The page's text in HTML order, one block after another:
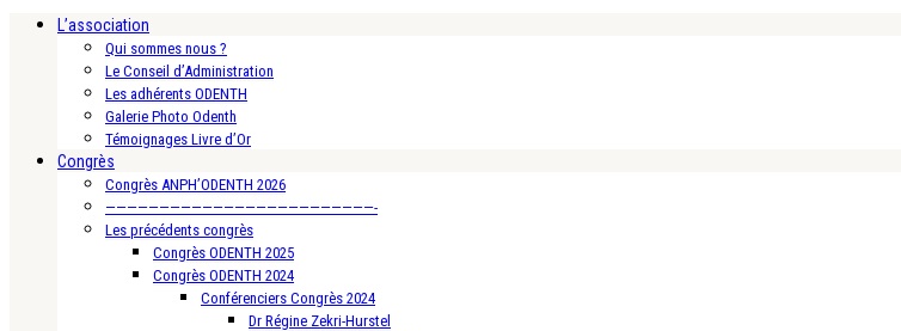
L’association
Qui sommes nous ?
Le Conseil d’Administration
Les adhérents ODENTH
Galerie Photo Odenth
Témoignages Livre d’Or
Congrès
Congrès ANPH’ODENTH 2026
—————————————————————————-
Les précédents congrès
Congrès ODENTH 2025
Congrès ODENTH 2024
Conférenciers Congrès 2024
Dr Régine Zekri-Hurstel